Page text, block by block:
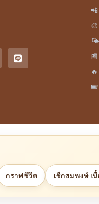
🌤️
🎟️
กราฟชีวิต เช็กสมพงษ์ เ